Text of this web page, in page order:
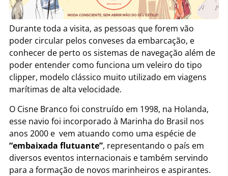
Durante toda a visita, as pessoas que forem vão
poder circular pelos conveses da embarcação, e
conhecer de perto os sistemas de navegação além de
poder entender como funciona um veleiro do tipo
clipper, modelo clássico muito utilizado em viagens
marítimas de alta velocidade.
O Cisne Branco foi construído em 1998, na Holanda,
esse navio foi incorporado à Marinha do Brasil nos
anos 2000 e vem atuando como uma espécie de
“embaixada flutuante”, representando o país em
diversos eventos internacionais e também servindo
para a formação de novos marinheiros e aspirantes.